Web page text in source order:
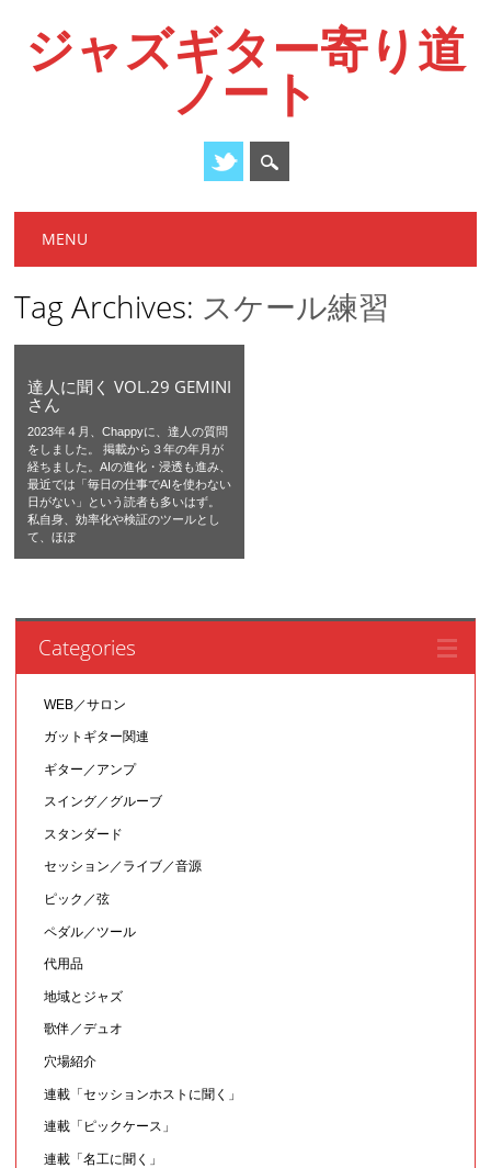
ジャズギター寄り道
ノート
Main menu
MENU
Tag Archives: スケール練習
達人に聞く VOL.29 GEMINI
さん
2023年４月、Chappyに、達人の質問
をしました。 掲載から３年の年月が
経ちました。AIの進化・浸透も進み、
最近では「毎日の仕事でAIを使わない
日がない」という読者も多いはず。
私自身、効率化や検証のツールとし
て、ほぼ
Categories
WEB／サロン
ガットギター関連
ギター／アンプ
スイング／グルーブ
スタンダード
セッション／ライブ／音源
ピック／弦
ペダル／ツール
代用品
地域とジャズ
歌伴／デュオ
穴場紹介
連載「セッションホストに聞く」
連載「ピックケース」
連載「名工に聞く」